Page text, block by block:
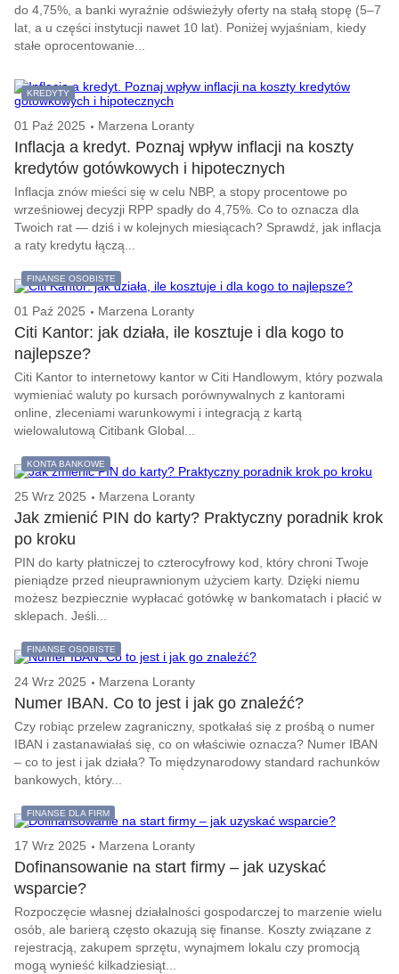
do 4,75%, a banki wyraźnie odświeżyły oferty na stałą stopę (5–7
lat, a u części instytucji nawet 10 lat). Poniżej wyjaśniam, kiedy
stałe oprocentowanie...
KREDYTY
01 Paź 2025 Marzena Loranty
Inflacja a kredyt. Poznaj wpływ inflacji na koszty
kredytów gotówkowych i hipotecznych
Inflacja znów mieści się w celu NBP, a stopy procentowe po
wrześniowej decyzji RPP spadły do 4,75%. Co to oznacza dla
Twoich rat — dziś i w kolejnych miesiącach? Sprawdź, jak inflacja
a raty kredytu łączą...
FINANSE OSOBISTE
01 Paź 2025 Marzena Loranty
Citi Kantor: jak działa, ile kosztuje i dla kogo to
najlepsze?
Citi Kantor to internetowy kantor w Citi Handlowym, który pozwala
wymieniać waluty po kursach porównywalnych z kantorami
online, zleceniami warunkowymi i integracją z kartą
wielowalutową Citibank Global...
KONTA BANKOWE
25 Wrz 2025 Marzena Loranty
Jak zmienić PIN do karty? Praktyczny poradnik krok
po kroku
PIN do karty płatniczej to czterocyfrowy kod, który chroni Twoje
pieniądze przed nieuprawnionym użyciem karty. Dzięki niemu
możesz bezpiecznie wypłacać gotówkę w bankomatach i płacić w
sklepach. Jeśli...
FINANSE OSOBISTE
24 Wrz 2025 Marzena Loranty
Numer IBAN. Co to jest i jak go znaleźć?
Czy robiąc przelew zagraniczny, spotkałaś się z prośbą o numer
IBAN i zastanawiałaś się, co on właściwie oznacza? Numer IBAN
– co to jest i jak działa? To międzynarodowy standard rachunków
bankowych, który...
FINANSE DLA FIRM
17 Wrz 2025 Marzena Loranty
Dofinansowanie na start firmy – jak uzyskać
wsparcie?
Rozpoczęcie własnej działalności gospodarczej to marzenie wielu
osób, ale barierą często okazują się finanse. Koszty związane z
rejestracją, zakupem sprzętu, wynajmem lokalu czy promocją
mogą wynieść kilkadziesiąt...